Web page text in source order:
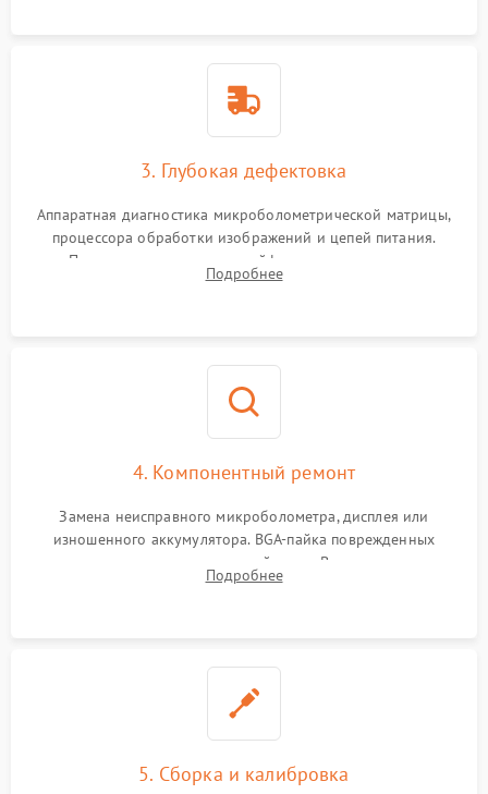
3. Глубокая дефектовка
Аппаратная диагностика микроболометрической матрицы,
процессора обработки изображений и цепей питания.
Проверка целостности шлейфов, модуля памяти и
интерфейсов связи. Выявление сгоревших SMD-компонентов
Подробнее
4. Компонентный ремонт
Замена неисправного микроболометра, дисплея или
изношенного аккумулятора. BGA-пайка поврежденных
контроллеров на материнской плате. Восстановление
разъемов и кнопок, замена поврежденных элементов
Подробнее
5. Сборка и калибровка